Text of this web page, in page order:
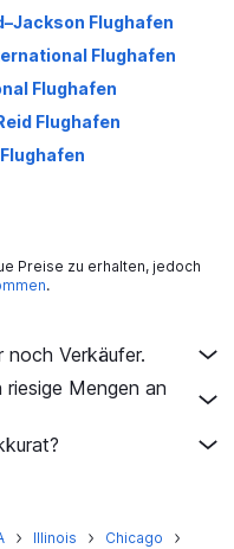
Flughafen
Flughafen
Flughafen
Flughafen
Flughafen
Flughafen
Flughafen
Flughafen
Dulles
Preise zu erhalten, jedoch
.
noch Verkäufer.
riesige Mengen an
Illinois Chicago